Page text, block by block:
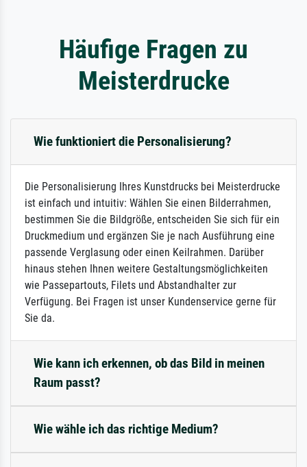
Häufige Fragen zu
Meisterdrucke
Wie funktioniert die Personalisierung?
Die Personalisierung Ihres Kunstdrucks bei Meisterdrucke
ist einfach und intuitiv: Wählen Sie einen Bilderrahmen,
bestimmen Sie die Bildgröße, entscheiden Sie sich für ein
Druckmedium und ergänzen Sie je nach Ausführung eine
passende Verglasung oder einen Keilrahmen. Darüber
hinaus stehen Ihnen weitere Gestaltungsmöglichkeiten
wie Passepartouts, Filets und Abstandhalter zur
Verfügung. Bei Fragen ist unser Kundenservice gerne für
Sie da.
Wie kann ich erkennen, ob das Bild in meinen
Raum passt?
Wie wähle ich das richtige Medium?